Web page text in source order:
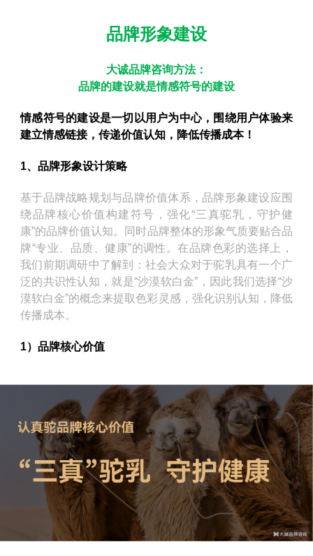
品牌形象建设
大诚品牌咨询方法：
品牌的建设就是情感符号的建设
情感符号的建设是一切以用户为中心，围绕用户体验来
建立情感链接，传递价值认知，降低传播成本！
1、品牌形象设计策略
基于品牌战略规划与品牌价值体系，品牌形象建设应围
绕品牌核心价值构建符号，强化“三真驼乳，守护健
康”的品牌价值认知。同时品牌整体的形象气质要贴合品
牌“专业、品质、健康”的调性。在品牌色彩的选择上，
我们前期调研中了解到：社会大众对于驼乳具有一个广
泛的共识性认知，就是“沙漠软白金”，因此我们选择“沙
漠软白金”的概念来提取色彩灵感，强化识别认知，降低
传播成本。
1）品牌核心价值